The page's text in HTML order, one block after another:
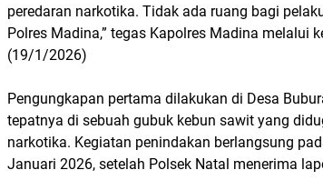
peredaran narkotika. Tidak ada ruang bagi
Polres Madina,” tegas Kapolres Madina melalui
(19/1/2026)
Pengungkapan pertama dilakukan di Desa
tepatnya di sebuah gubuk kebun sawit yang
narkotika. Kegiatan penindakan berlangsung
Januari 2026, setelah Polsek Natal menerima